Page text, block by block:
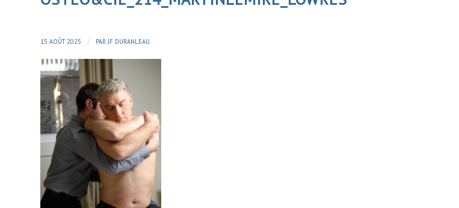
15 AOÛT 2025 / PAR JF DURANLEAU